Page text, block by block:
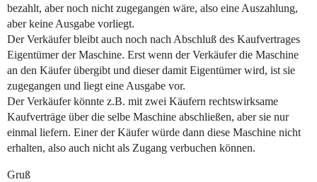
bezahlt, aber noch nicht zugegangen wäre, also eine Auszahlung,
aber keine Ausgabe vorliegt.
Der Verkäufer bleibt auch noch nach Abschluß des Kaufvertrages
Eigentümer der Maschine. Erst wenn der Verkäufer die Maschine
an den Käufer übergibt und dieser damit Eigentümer wird, ist sie
zugegangen und liegt eine Ausgabe vor.
Der Verkäufer könnte z.B. mit zwei Käufern rechtswirksame
Kaufverträge über die selbe Maschine abschließen, aber sie nur
einmal liefern. Einer der Käufer würde dann diese Maschine nicht
erhalten, also auch nicht als Zugang verbuchen können.
Gruß